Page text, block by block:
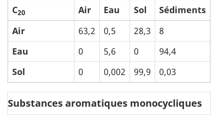
C20 Air Eau Sol
Sédiments
Air
63,2 0,5 28,3
8
Eau
0 5,6 0
94,4
Sol
0 0,002 99,9 0,03
Substances aromatiques monocycliques